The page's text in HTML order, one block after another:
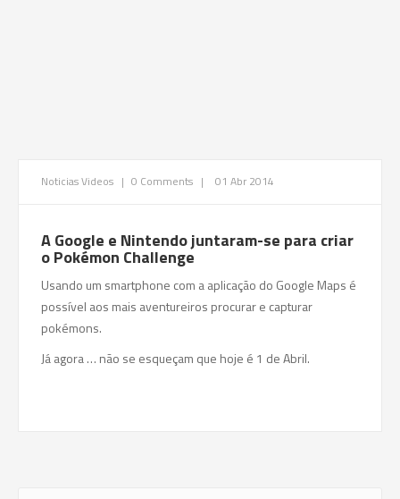
NoticiasVideos | 0 Comments | 01 Abr 2014
A Google e Nintendo juntaram-se para criar
o Pokémon Challenge
Usando um smartphone com a aplicação do Google Maps é
possível aos mais aventureiros procurar e capturar
pokémons.
Já agora … não se esqueçam que hoje é 1 de Abril.